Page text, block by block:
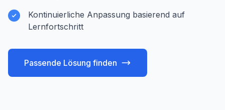
Kontinuierliche Anpassung basierend auf
Lernfortschritt
Passende Lösung finden